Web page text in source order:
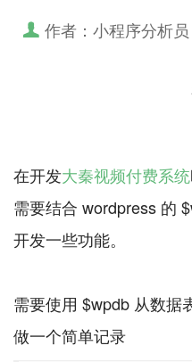
作者：小程序分析员
在开发大秦视频付费系统
需要结合 wordpress 的
开发一些功能。
需要使用 $wpdb 从数据